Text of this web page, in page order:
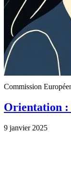
Commission
Orientation :
9 janvier 2025